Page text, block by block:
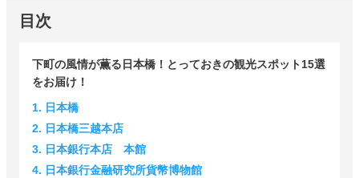
目次
下町の風情が薫る日本橋！とっておきの観光スポット15選
をお届け！
1. 日本橋
2. 日本橋三越本店
3. 日本銀行本店 本館
4. 日本銀行金融研究所貨幣博物館